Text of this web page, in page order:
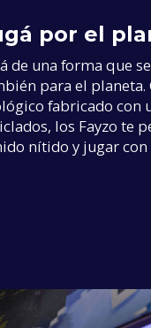
por el
de una forma que
para el planeta.
fabricado con
los Fayzo te
nítido y jugar